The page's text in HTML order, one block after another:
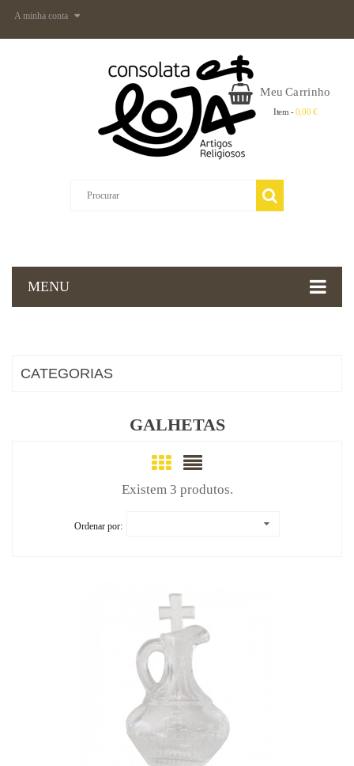
A minha conta
Meu Carrinho
Item - 0,00 €
MENU
CATEGORIAS
GALHETAS
Existem 3 produtos.
Ordenar por: